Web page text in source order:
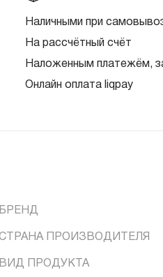
Наличными при
На рассчётный счёт
Наложенным платежём,
Онлайн оплата liqpay
БРЕНД
ПРОИЗВОДИТЕЛЯ
ВИД ПРОДУКТА